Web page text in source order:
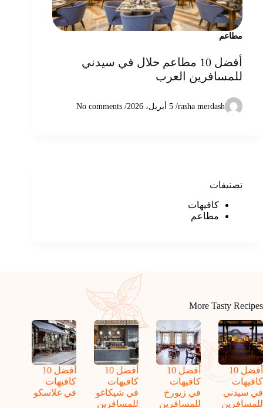
مطاعم
أفضل 10 مطاعم حلال في سيدني
للمسافرين العرب
rasha merdash
/ 5 أبريل، 2026 / No comments
تصنيفات
كافيهات
مطاعم
More Tasty Recipes
أفضل 10
كافيهات
في سيدني
للمسافرين
أفضل 10
كافيهات
في زيورخ
للمسافرين
أفضل 10
كافيهات
في شيكاغو
للمسافرين
أفضل 10
كافيهات
في غلاسكو